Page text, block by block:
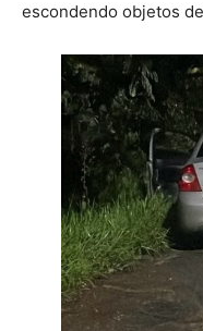
escondendo objetos